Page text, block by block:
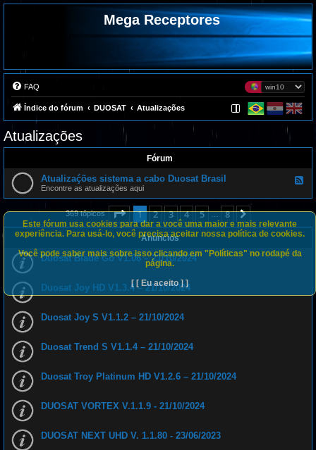
Mega Receptores
FAQ
Índice do fórum DUOSAT Atualizações
Atualizações
Fórum
-
t
õ
Atualizaḉões sistema a cabo Duosat Brasil
Encontre as atualizações aqui
369 tópicos Página1de8
1 2 3 4 5 … 8 Próximo
Anúncios
Duosat Blade Go V1.06 – 21/10/2024
Duosat Joy HD V1.3.4 – 21/10/2024
Duosat Joy S V1.1.2 – 21/10/2024
Duosat Trend S V1.1.4 – 21/10/2024
Duosat Troy Platinum HD V1.2.6 – 21/10/2024
DUOSAT VORTEX V.1.1.9 - 21/10/2024
DUOSAT NEXT UHD V. 1.1.80 - 23/06/2023
Este fórum usa cookies para dar a você uma maior e mais relevante
experiência. Para usá-lo, você precisa aceitar nossa política de cookies.
Você pode saber mais sobre isso clicando em "Políticas" no rodapé da
página.
[ [ Eu aceito ] ]